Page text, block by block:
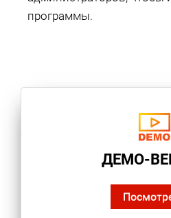
программы.
ДЕМО-